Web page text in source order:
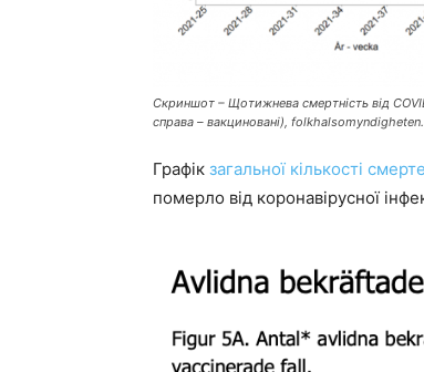
Скриншот – Щотижнева смертність від
справа – вакциновані),
Графік загальної кількості
померло від коронавірусної